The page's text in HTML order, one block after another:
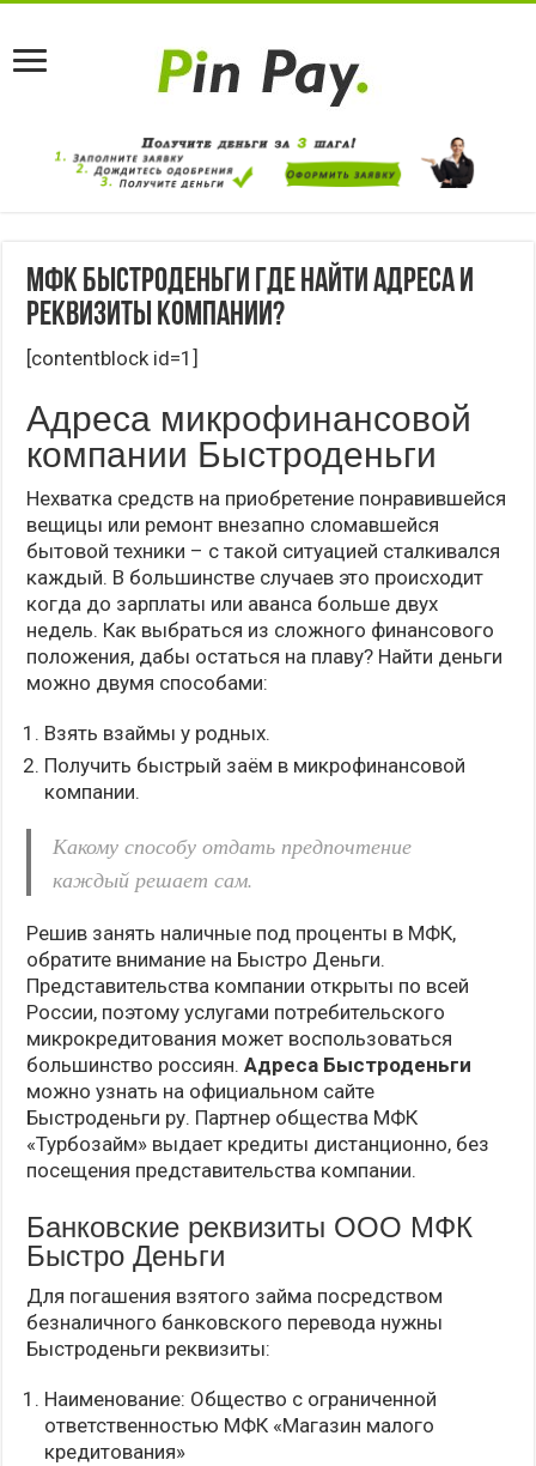
МФК Быстроденьги где найти адреса и
реквизиты компании?
[contentblock id=1]
Адреса микрофинансовой
компании Быстроденьги
Нехватка средств на приобретение понравившейся
вещицы или ремонт внезапно сломавшейся
бытовой техники – с такой ситуацией сталкивался
каждый. В большинстве случаев это происходит
когда до зарплаты или аванса больше двух
недель. Как выбраться из сложного финансового
положения, дабы остаться на плаву? Найти деньги
можно двумя способами:
Взять взаймы у родных.
Получить быстрый заём в микрофинансовой
компании.
Какому способу отдать предпочтение
каждый решает сам.
Решив занять наличные под проценты в МФК,
обратите внимание на Быстро Деньги.
Представительства компании открыты по всей
России, поэтому услугами потребительского
микрокредитования может воспользоваться
большинство россиян. Адреса Быстроденьги
можно узнать на официальном сайте
Быстроденьги ру. Партнер общества МФК
«Турбозайм» выдает кредиты дистанционно, без
посещения представительства компании.
Банковские реквизиты ООО МФК
Быстро Деньги
Для погашения взятого займа посредством
безналичного банковского перевода нужны
Быстроденьги реквизиты:
Наименование: Общество с ограниченной
ответственностью МФК «Магазин малого
кредитования»